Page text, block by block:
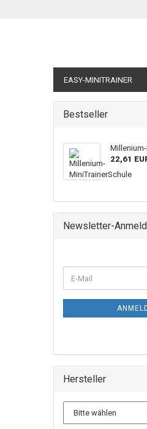
EASY-MINITRAINER
MODELLE FÜR ALLE
Bestseller
22,61
Newsletter-
Hersteller